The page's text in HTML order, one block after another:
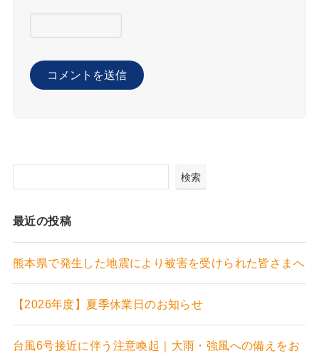
検索
最近の投稿
熊本県で発生した地震により被害を受けられた皆さまへ
【2026年度】夏季休業日のお知らせ
台風6号接近に伴う注意喚起｜大雨・強風への備えをお